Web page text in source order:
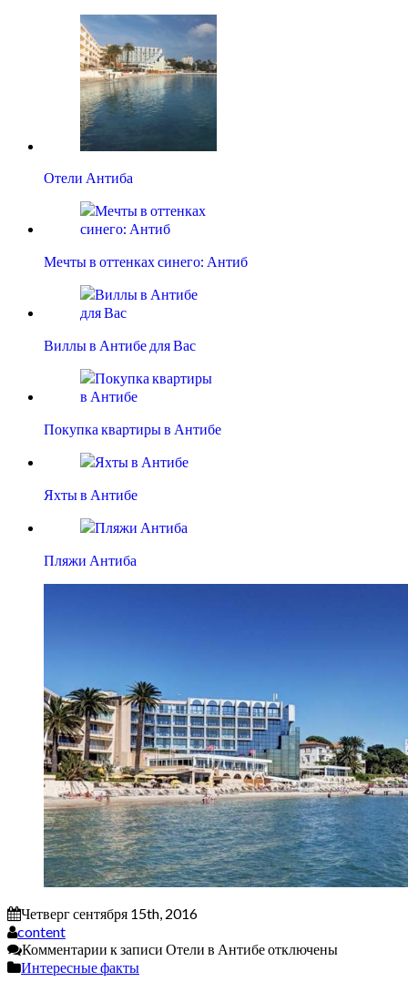
Отели Антиба
Мечты в оттенках синего: Антиб
Виллы в Антибе для Вас
Покупка квартиры в Антибе
Яхты в Антибе
Пляжи Антиба
Четверг сентября 15th, 2016
content
Комментарии к записи Отели в Антибеотключены
Интересные факты